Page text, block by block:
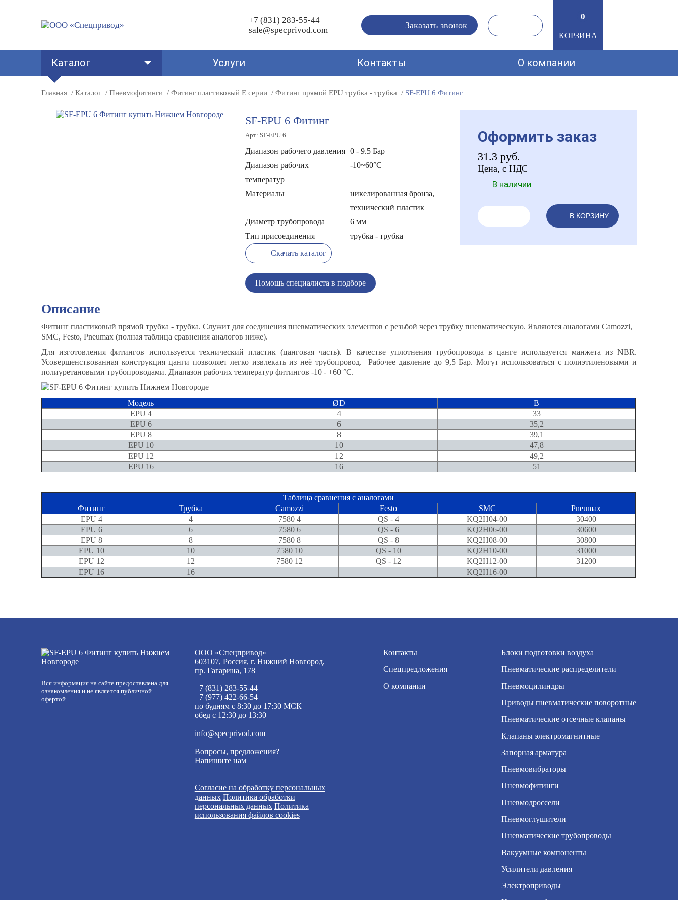
+7 (831) 283-55-44
sale@specprivod.com
Заказать звонок
0
0
КОРЗИНА
Каталог Услуги Контакты О компании
Главная Каталог Пневмофитинги Фитинг пластиковый E серии Фитинг прямой EPU трубка - трубка SF-EPU 6 Фитинг
SF-EPU 6 Фитинг
Арт: SF-EPU 6
Диапазон рабочего давления 0 - 9.5 Бар
Диапазон рабочих
температур
-10~60°C
Материалы
никелированная бронза,
технический пластик
Диаметр трубопровода
6 мм
Тип присоединения
трубка - трубка
Скачать каталог
Помощь специалиста в подборе
Оформить заказ
31.3 руб.
Цена, с НДС
В наличии
В КОРЗИНУ
Описание
Фитинг пластиковый прямой трубка - трубка. Служит для соединения пневматических элементов с резьбой через трубку пневматическую. Являются аналогами Camozzi,
SMC, Festo, Pneumax (полная таблица сравнения аналогов ниже).
Для изготовления фитингов используется технический пластик (цанговая часть). В качестве уплотнения трубопровода в цанге используется манжета из NBR.
Усовершенствованная конструкция цанги позволяет легко извлекать из неё трубопровод. Рабочее давление до 9,5 Бар. Могут использоваться с полиэтиленовыми и
полиуретановыми трубопроводами. Диапазон рабочих температур фитингов -10 - +60 °C.
Модель ØD
B
EPU 4
4
33
EPU 6
6
35,2
EPU 8
8
39,1
EPU 10
10
47,8
EPU 12
12
49,2
EPU 16
16 51
Таблица сравнения с аналогами
Фитинг
Трубка Camozzi Festo SMC
Pneumax
EPU 4
4 7580 4 QS - 4 KQ2H04-00
30400
EPU 6
6 7580 6 QS - 6 KQ2H06-00
30600
EPU 8
8 7580 8 QS - 8 KQ2H08-00
30800
EPU 10
10 7580 10 QS - 10 KQ2H10-00
31000
EPU 12
12 7580 12 QS - 12 KQ2H12-00
31200
EPU 16
16 KQ2H16-00
Вся информация на сайте предоставлена для
ознакомления и не является публичной
офертой
ООО «Спецпривод»
603107, Россия, г. Нижний Новгород,
пр. Гагарина, 178
+7 (831) 283-55-44
+7 (977) 422-66-54
по будням с 8:30 до 17:30 МСК
обед с 12:30 до 13:30
info@specprivod.com
Вопросы, предложения?
Напишите нам
Согласие на обработку персональных
данных Политика обработки
персональных данных Политика
использования файлов cookies
Контакты
Спецпредложения
О компании
Блоки подготовки воздуха
Пневматические распределители
Пневмоцилиндры
Приводы пневматические поворотные
Пневматические отсечные клапаны
Клапаны электромагнитные
Запорная арматура
Пневмовибраторы
Пневмофитинги
Пневмодроссели
Пневмоглушители
Пневматические трубопроводы
Вакуумные компоненты
Усилители давления
Электроприводы
Насосы мембранные